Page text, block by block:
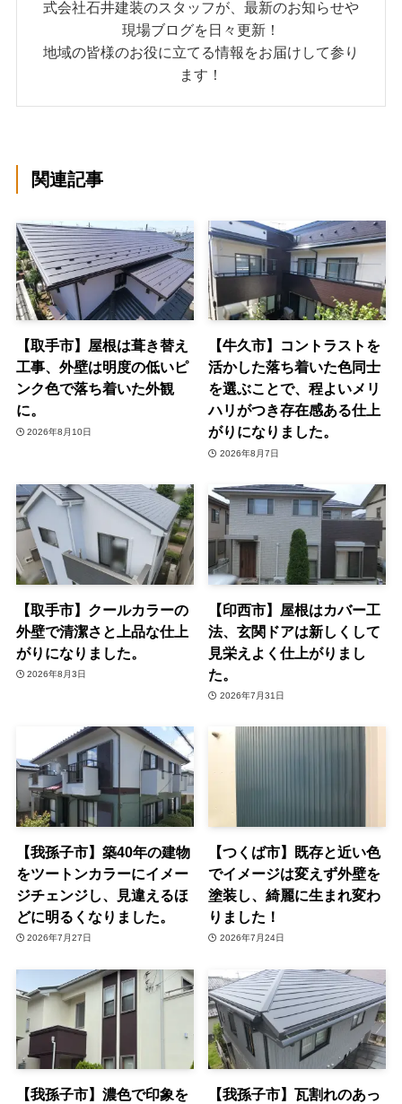
式会社石井建装のスタッフが、最新のお知らせや
現場ブログを日々更新！
地域の皆様のお役に立てる情報をお届けして参り
ます！
関連記事
【取手市】屋根は葺き替え
工事、外壁は明度の低いピ
ンク色で落ち着いた外観
に。
2026年8月10日
【牛久市】コントラストを
活かした落ち着いた色同士
を選ぶことで、程よいメリ
ハリがつき存在感ある仕上
がりになりました。
2026年8月7日
【取手市】クールカラーの
外壁で清潔さと上品な仕上
がりになりました。
2026年8月3日
【印西市】屋根はカバー工
法、玄関ドアは新しくして
見栄えよく仕上がりまし
た。
2026年7月31日
【我孫子市】築40年の建物
をツートンカラーにイメー
ジチェンジし、見違えるほ
どに明るくなりました。
2026年7月27日
【つくば市】既存と近い色
でイメージは変えず外壁を
塗装し、綺麗に生まれ変わ
りました！
2026年7月24日
【我孫子市】濃色で印象を
【我孫子市】瓦割れのあっ